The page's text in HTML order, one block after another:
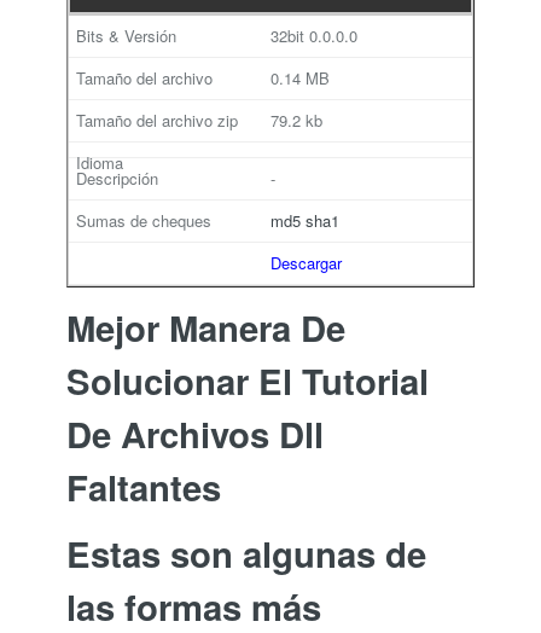
32bit 0.0.0.0
0.14 MB
79.2 kb
-
md5 sha1
Descargar
Mejor Manera De
Solucionar El Tutorial
De Archivos Dll
Faltantes
Estas son algunas de
las formas más